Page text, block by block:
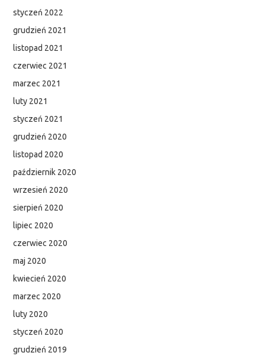
styczeń 2022
grudzień 2021
listopad 2021
czerwiec 2021
marzec 2021
luty 2021
styczeń 2021
grudzień 2020
listopad 2020
październik 2020
wrzesień 2020
sierpień 2020
lipiec 2020
czerwiec 2020
maj 2020
kwiecień 2020
marzec 2020
luty 2020
styczeń 2020
grudzień 2019